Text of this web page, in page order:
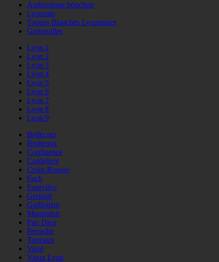
Authentique bouchon
Lyonnais
Toques Blanches Lyonnaises
Grenouilles
Lyon 1
Lyon 2
Lyon 3
Lyon 4
Lyon 5
Lyon 6
Lyon 7
Lyon 8
Lyon 9
Bellecour
Brotteaux
Confluence
Cordeliers
Croix-Rousse
Foch
Fourvière
Gerland
Guillotière
Monplaisir
Part Dieu
Perrache
Terreaux
Vaise
Vieux Lyon